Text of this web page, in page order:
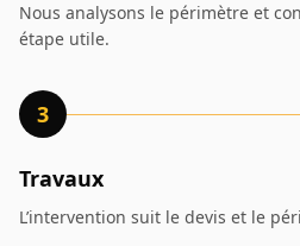
Nous analysons le périmètre et
étape utile.
3
Travaux
L’intervention suit le devis et le